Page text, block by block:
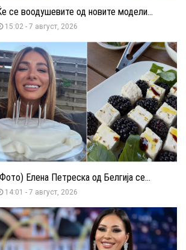
се воодушевите од новите модели...
15:02 - 7 август, 2026
Елена Петреска од Белгија се...
14:01 - 7 август, 2026